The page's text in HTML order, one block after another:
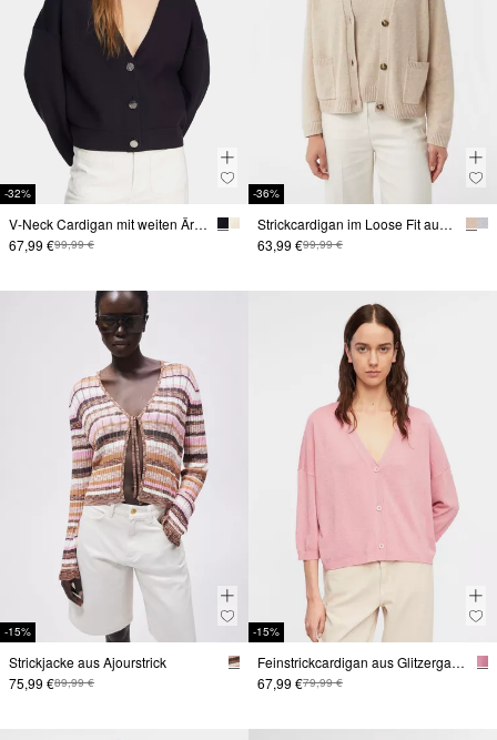
-32%
V-Neck Cardigan mit weiten Ärmeln
67,99 €99,99 €
-36%
Strickcardigan im Loose Fit aus Wollmix
63,99 €99,99 €
-15%
Strickjacke aus Ajourstrick
75,99 €89,99 €
-15%
Feinstrickcardigan aus Glitzergarn im Loose Fit
67,99 €79,99 €